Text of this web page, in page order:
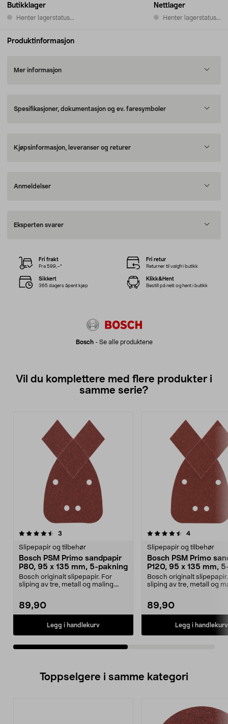
Butikklager
Henter lagerstatus...
Nettlager
Henter lagerstatus...
Produktinformasjon
Mer informasjon
Spesifikasjoner, dokumentasjon og ev. faresymboler
Kjøpsinformasjon, leveranser og returer
Anmeldelser
Eksperten svarer
Bosch- Se alle produktene
Fri frakt
Fra 599,–*
Fri retur
Returner til valgfri butikk
Sikkert
365 dagers åpent kjøp
Klikk&Hent
Bestill på nett og hent i butikk
Vil du komplettere med flere produkter i
samme serie?
3
Slipepapir og tilbehør
Bosch PSM Primo sandpapir
P80, 95 x 135 mm, 5-pakning
Bosch originalt slipepapir. For
sliping av tre, metall og maling.
89,90
Legg i handlekurv
4.5av 5 stjerner 4anmeldelser
Slipepapir og tilbehør
Bosch PSM Primo
P120, 95 x 135 mm,
pakning
Bosch originalt
sliping av tre, metall og
89,90
Legg i handlekurv
5.0av 5 stjerner
Toppselgere i samme kategori